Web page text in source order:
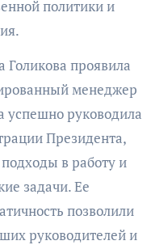
политики и
Голикова проявила
менеджер
руководила
Президента,
в работу и
задачи. Ее
позволили
руководителей и